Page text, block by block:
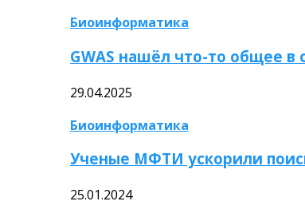
Биоинформатика
GWAS нашёл что-то общее
29.04.2025
Биоинформатика
Ученые МФТИ ускорили
25.01.2024